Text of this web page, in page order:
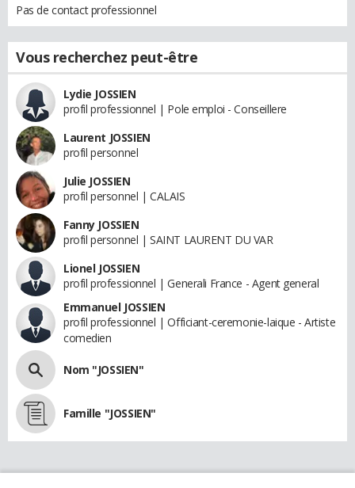
Pas de contact professionnel
Vous recherchez peut-être
Lydie JOSSIEN
profil professionnel | Pole emploi - Conseillere
Laurent JOSSIEN
profil personnel
Julie JOSSIEN
profil personnel | CALAIS
Fanny JOSSIEN
profil personnel | SAINT LAURENT DU VAR
Lionel JOSSIEN
profil professionnel | Generali France - Agent general
Emmanuel JOSSIEN
profil professionnel | Officiant-ceremonie-laique - Artiste
comedien
Nom "JOSSIEN"
Famille "JOSSIEN"